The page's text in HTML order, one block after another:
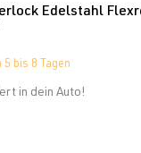
Edelstahl
bis 8 Tagen
in dein Auto!